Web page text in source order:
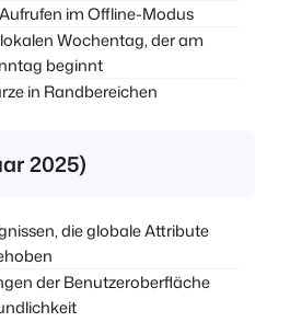
im Offline-Modus
Wochentag, der am
beginnt
in Randbereichen
2025)
die globale Attribute
der Benutzeroberfläche